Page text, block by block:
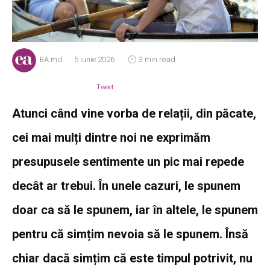
EA.md 5 iunie 2026 3 min read
Tweet
Atunci când vine vorba de relații, din păcate,
cei mai mulți dintre noi ne exprimăm
presupusele sentimente un pic mai repede
decât ar trebui. În unele cazuri, le spunem
doar ca să le spunem, iar în altele, le spunem
pentru că simțim nevoia să le spunem. Însă
chiar dacă simțim că este timpul potrivit, nu